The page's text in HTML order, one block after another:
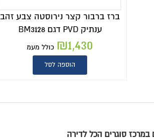
ברז ברבור קצר נירוסטה צבע זהב
ענתיק PVD דגם BM3128
₪1,430 כולל מעמ
הוספה לסל
במרכז סוגרים הכל לדירה